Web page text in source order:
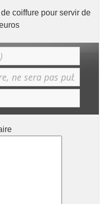
coiffure pour servir de